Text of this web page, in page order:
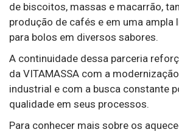
de biscoitos, massas e macarrão,
produção de cafés e em uma ampla
para bolos em diversos sabores.
A continuidade dessa parceria
da VITAMASSA com a
industrial e com a busca constante
qualidade em seus processos.
Para conhecer mais sobre os